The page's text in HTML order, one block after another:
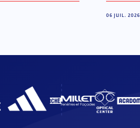
06 JUIL. 2026